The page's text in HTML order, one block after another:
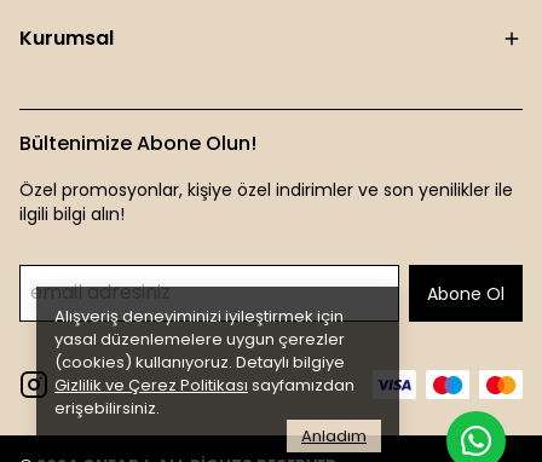
Alışveriş deneyiminizi iyileştirmek için
yasal düzenlemelere uygun çerezler
(cookies) kullanıyoruz. Detaylı bilgiye
Gizlilik ve Çerez Politikası sayfamızdan
erişebilirsiniz.
Anladım
Kurumsal
Bültenimize Abone Olun!
Özel promosyonlar, kişiye özel indirimler ve son yenilikler ile
ilgili bilgi alın!
Abone Ol